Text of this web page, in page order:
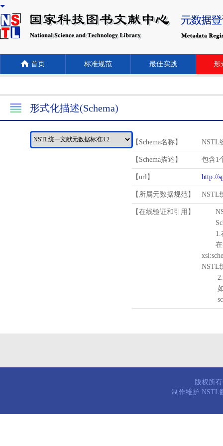
首页 标准规范 最佳实践 形
形式化描述(Schema)
【Schema名称】 NSTL
【Schema描述】 包含1
【url】 http://
【所属元数据规范】 NSTL
【在线验证和引用】
1.
在待
NSTL
2.
如需
版权所
制作维护:NSTL